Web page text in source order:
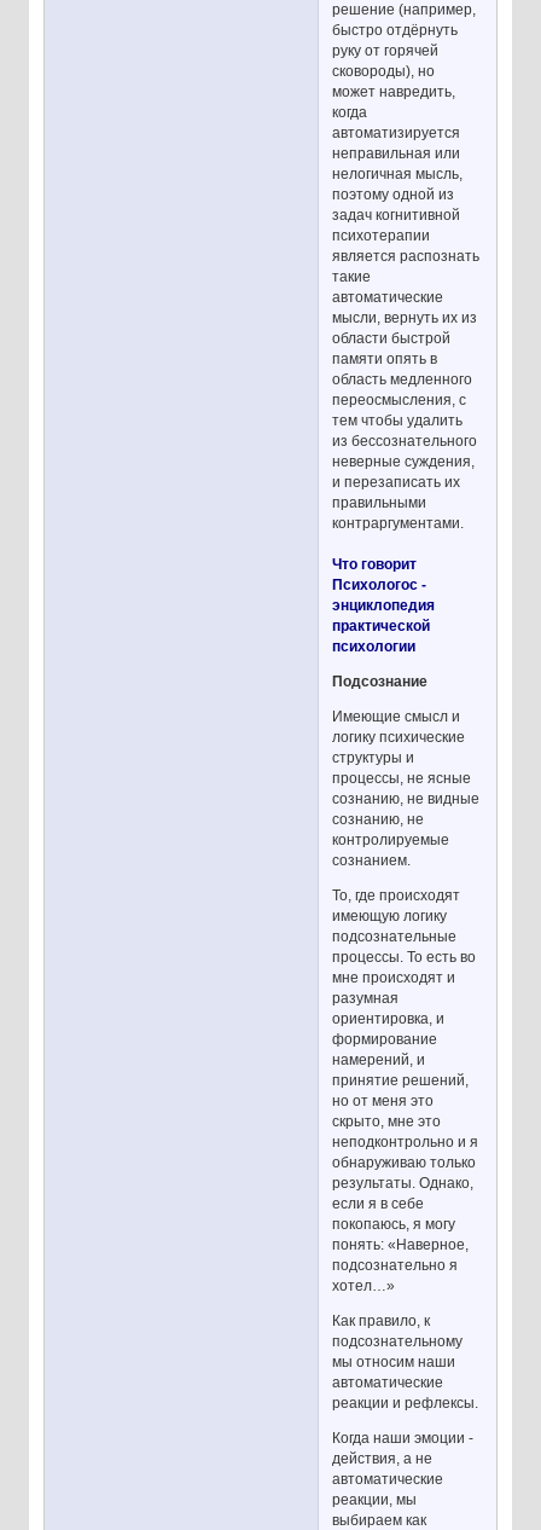
решение (например,
быстро отдёрнуть
руку от горячей
сковороды), но
может навредить,
когда
автоматизируется
неправильная или
нелогичная мысль,
поэтому одной из
задач когнитивной
психотерапии
является распознать
такие
автоматические
мысли, вернуть их из
области быстрой
памяти опять в
область медленного
переосмысления, с
тем чтобы удалить
из бессознательного
неверные суждения,
и перезаписать их
правильными
контраргументами.
Что говорит
Психологос -
энциклопедия
практической
психологии
Подсознание
Имеющие смысл и
логику психические
структуры и
процессы, не ясные
сознанию, не видные
сознанию, не
контролируемые
сознанием.
То, где происходят
имеющую логику
подсознательные
процессы. То есть во
мне происходят и
разумная
ориентировка, и
формирование
намерений, и
принятие решений,
но от меня это
скрыто, мне это
неподконтрольно и я
обнаруживаю только
результаты. Однако,
если я в себе
покопаюсь, я могу
понять: «Наверное,
подсознательно я
хотел…»
Как правило, к
подсознательному
мы относим наши
автоматические
реакции и рефлексы.
Когда наши эмоции -
действия, а не
автоматические
реакции, мы
выбираем как